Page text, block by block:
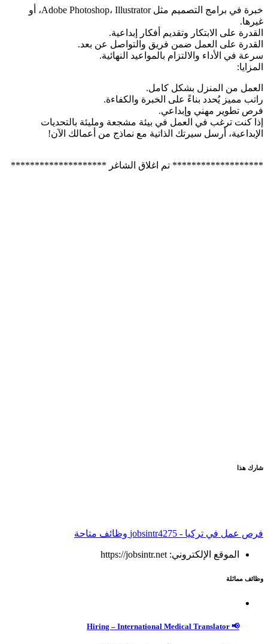
خبرة في برامج التصميم مثل Adobe Photoshop، Illustrator، أو
غيرها.
القدرة على الابتكار وتقديم أفكار إبداعية.
القدرة على العمل ضمن فريق والتواصل عن بعد.
سرعة في الأداء والالتزام بالمواعيد النهائية.
المزايا:
العمل من المنزل بشكل كامل.
راتب مميز يُحدد بناءً على الخبرة والكفاءة.
فرص تطوير مهني وإبداعي.
إذا كنت ترغب في العمل في بيئة مشجعة ومليئة بالتحديات
الإبداعية، أرسل سيرتك الذاتية مع نماذج من أعمالك الآن!
******************* تم اغلاق الشاغر ********************
شارك هذا
فرص عمل في تركيا - jobsintr 4275 وظائف متاحة
الموقع الإلكتروني: https://jobsintr.net
وظائف مماثلة
📢 Hiring – International Medical Translator